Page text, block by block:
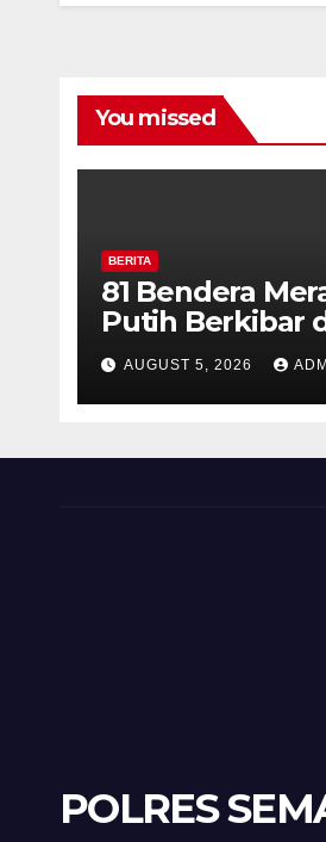
You missed
BERITA
81 Bendera
Putih Berkibar
MIN 3
Desa Timpik
AUGUST 5, 2026
POLRES